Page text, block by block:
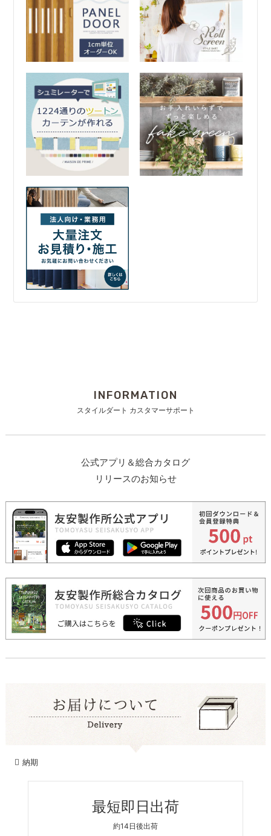
INFORMATION
スタイルダート カスタマーサポート
公式アプリ＆総合カタログ
リリースのお知らせ
納期
最短即日出荷
約14日後出荷